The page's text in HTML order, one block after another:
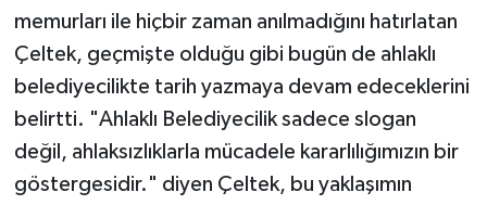
memurları ile hiçbir zaman anılmadığını hatırlatan
Çeltek, geçmişte olduğu gibi bugün de ahlaklı
belediyecilikte tarih yazmaya devam edeceklerini
belirtti. "Ahlaklı Belediyecilik sadece slogan
değil, ahlaksızlıklarla mücadele kararlılığımızın bir
göstergesidir." diyen Çeltek, bu yaklaşımın